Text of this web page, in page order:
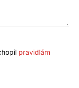
pravidlám